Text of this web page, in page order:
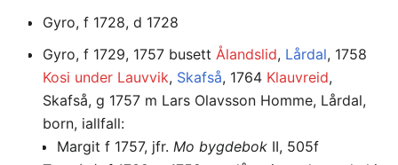
Gyro, f 1728, d 1728
Gyro, f 1729, 1757 busett Ålandslid, Lårdal, 1758
Kosi under Lauvvik, Skafså, 1764 Klauvreid,
Skafså, g 1757 m Lars Olavsson Homme, Lårdal,
born, iallfall:
Margit f 1757, jfr. Mo bygdebok II, 505f